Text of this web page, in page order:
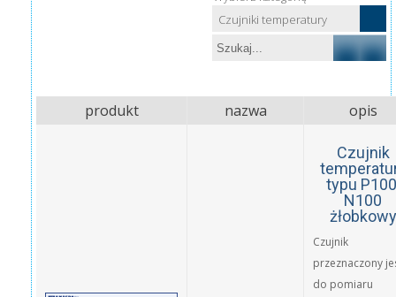
Czujniki temperatury
produkt nazwa opis
Czujnik
typu
N100
żłobkowy
Czujnik
przeznaczony
do pomiaru